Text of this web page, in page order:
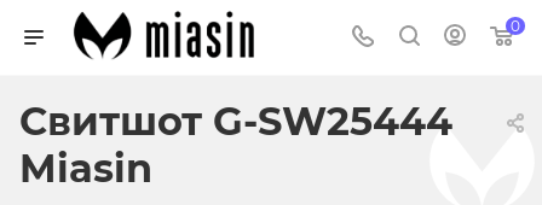
0
Свитшот G-SW25444
Miasin